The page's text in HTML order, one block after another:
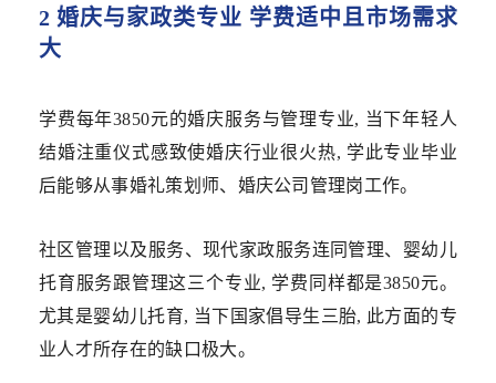
2 婚庆与家政类专业 学费适中且市场需求
大
学费每年3850元的婚庆服务与管理专业, 当下年轻人
结婚注重仪式感致使婚庆行业很火热, 学此专业毕业
后能够从事婚礼策划师、婚庆公司管理岗工作。
社区管理以及服务、现代家政服务连同管理、婴幼儿
托育服务跟管理这三个专业, 学费同样都是3850元。
尤其是婴幼儿托育, 当下国家倡导生三胎, 此方面的专
业人才所存在的缺口极大。